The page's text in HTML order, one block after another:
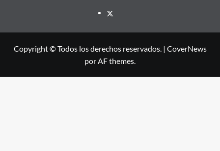
X
Copyright © Todos los derechos reservados. | CoverNews
por AF themes.